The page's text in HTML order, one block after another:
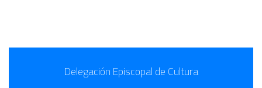
Delegación Episcopal de Cultura